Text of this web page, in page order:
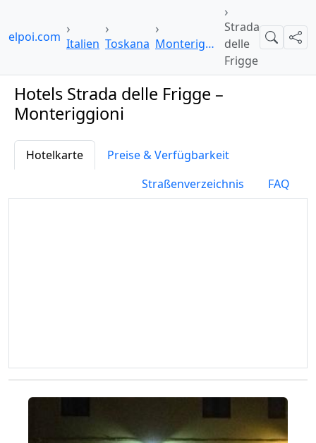
Italien Toskana Monteriggioni
Strada
delle
Frigge
Suche
Hotels Strada delle Frigge –
Monteriggioni
Hotelkarte
Preise & Verfügbarkeit
Straßenverzeichnis
FAQ